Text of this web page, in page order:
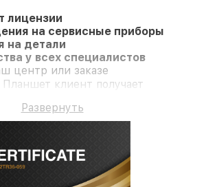
лицензии
на сервисные приборы
на детали
у всех специалистов
центр или заказе
Планшет клиент получает
Развернуть